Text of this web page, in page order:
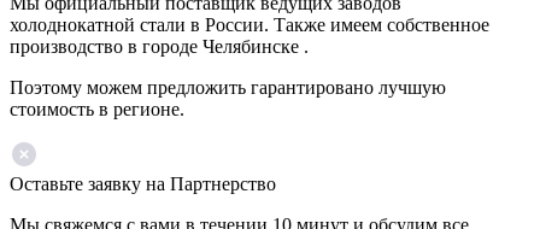
холоднокатной стали в России. Также имеем собственное
производство в городе Челябинске .
Поэтому можем предложить гарантировано лучшую
стоимость в регионе.
Оставьте заявку на Партнерство
Мы свяжемся с вами в течении 10 минут и обсудим все